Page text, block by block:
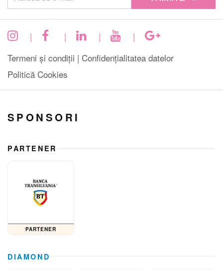
| | |
|
Termeni și condiții | Confidențialitatea datelor
Politică Cookies
SPONSORI
PARTENER
PARTENER
DIAMOND